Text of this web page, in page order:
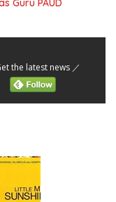
Guru PAUD
the latest news ／